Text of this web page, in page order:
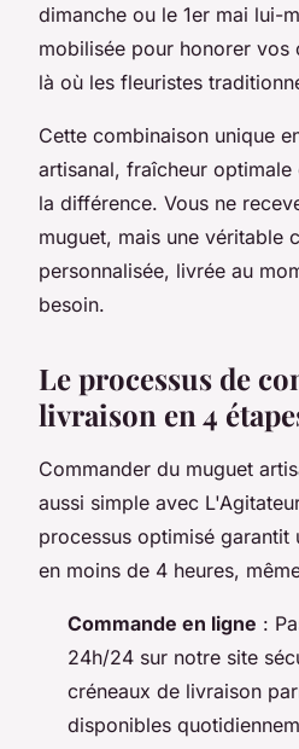
dimanche ou le 1er mai lui-
mobilisée pour honorer vos
là où les fleuristes
Cette combinaison unique
artisanal, fraîcheur
la différence. Vous ne
muguet, mais une véritable
personnalisée, livrée au
besoin.
Le processus de
livraison en 4
Commander du muguet
aussi simple avec
processus optimisé garantit
en moins de 4 heures,
Commande en ligne :
24h/24 sur notre site
créneaux de livraison
disponibles